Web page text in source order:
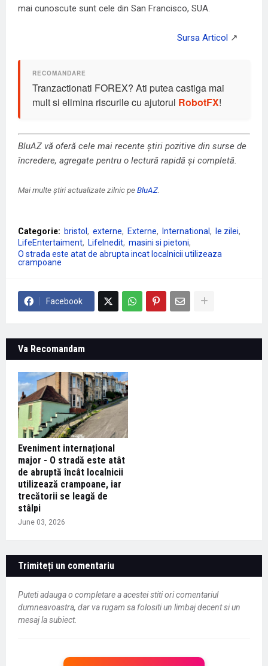
mai cunoscute sunt cele din San Francisco, SUA.
Tranzactionati FOREX? Ati putea castiga mai
mult si elimina riscurile cu ajutorul RobotFX!
BluAZ vă oferă cele mai recente știri pozitive din surse de
încredere, agregate pentru o lectură rapidă și completă.
Mai multe știri actualizate zilnic peBluAZ
Categorie: bristol externe Externe International
le zilei
LifeEntertaiment
LifeInedit masini si pietoni
O strada este atat de abrupta incat localnicii utilizeaza
crampoane
Facebook
Va Recomandam
Eveniment internațional
major - O stradă este atât
de abruptă încât localnicii
utilizează crampoane, iar
trecătorii se leagă de
stâlpi
June 03, 2026
Trimiteți un comentariu
Puteti adauga o completare a acestei stiti ori comentariul
dumneavoastra, dar va rugam sa folositi un limbaj decent si un
mesaj la subiect.